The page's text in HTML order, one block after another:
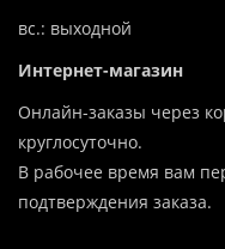
вс.: выходной
Интернет-магазин
Онлайн-заказы через
круглосуточно.
В рабочее время вам
подтверждения заказа.